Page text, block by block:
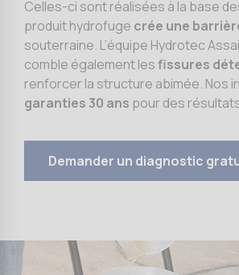
Celles-ci sont réalisées à la base
produit hydrofuge crée une
souterraine. L’équipe Hydrotec
comble également lesfissures
renforcer la structure abimée. Nos
garanties 30 ans pour des
Demander un diagnostic